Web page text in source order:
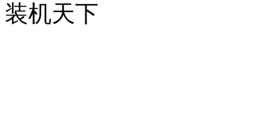
装机天下